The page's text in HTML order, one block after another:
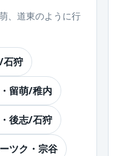
、道東のように行
石狩
留萌/稚内
後志/石狩
ツク・宗谷